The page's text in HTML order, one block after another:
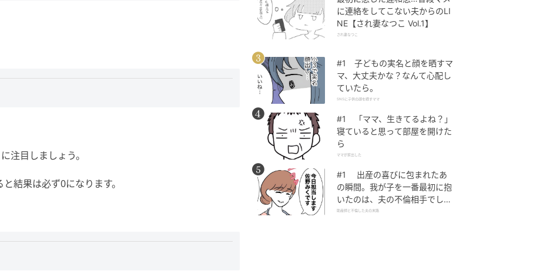
注目しましょう。
結果は必ず0になります。
に連絡をしてこない夫からのLI
NE【され妻なつこ Vol.1】
され妻なつこ
#1 子どもの実名と顔を晒すマ
マ、大丈夫かな？なんて心配し
ていたら。
SNSに子供の顔を晒すママ
#1 「ママ、生きてるよね？」
寝ていると思って部屋を開けた
ら
ママが家出した
#1 出産の喜びに包まれたあ
の瞬間。我が子を一番最初に抱
いたのは、夫の不倫相手でし
た。
助産師と不倫した夫の末路